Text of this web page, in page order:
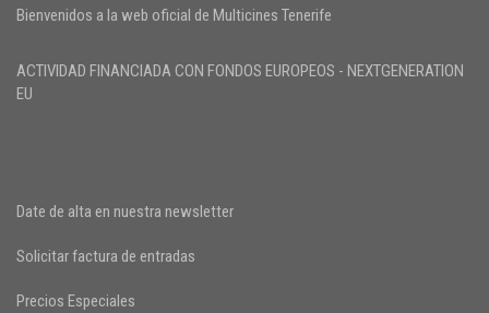
Bienvenidos a la web oficial de Multicines Tenerife
ACTIVIDAD FINANCIADA CON FONDOS EUROPEOS - NEXTGENERATION
EU
Date de alta en nuestra newsletter
Solicitar factura de entradas
Precios Especiales